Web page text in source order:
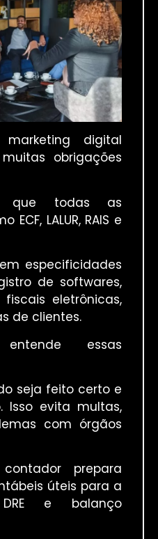
digital
obrigações
que todas as
LALUR, RAIS e
especificidades
de softwares,
eletrônicas,
de clientes.
essas
seja feito certo e
Isso evita multas,
com órgãos
prepara
úteis para a
e balanço